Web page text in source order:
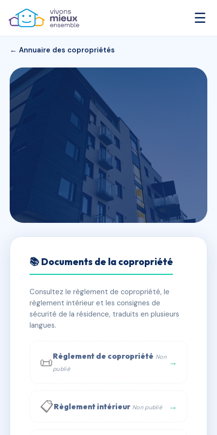
☰
← Annuaire des copropriétés
51 rue Tiblier Verne
✓ Immatriculée 🏠 73 lots 🏗 7 bâtiment(s)
📞 Contacter Syndic Digital
📚 Documents de la copropriété
Consultez le règlement de copropriété, le
règlement intérieur et les consignes de
sécurité de la résidence, traduits en plusieurs
langues.
📜Règlement de copropriété Non
publié
→
📋Règlement intérieur Non publié →